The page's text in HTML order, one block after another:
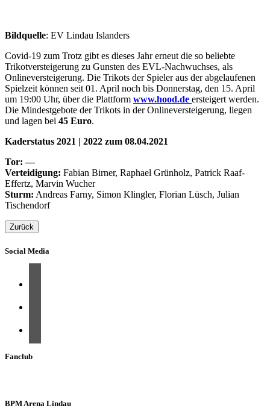
Bildquelle: EV Lindau Islanders
Covid-19 zum Trotz gibt es dieses Jahr erneut die so beliebte
Trikotversteigerung zu Gunsten des EVL-Nachwuchses, als
Onlineversteigerung. Die Trikots der Spieler aus der abgelaufenen
Spielzeit können seit 01. April noch bis Donnerstag, den 15. April
um 19:00 Uhr, über die Plattform www.hood.de ersteigert werden.
Die Mindestgebote der Trikots in der Onlineversteigerung, liegen
und lagen bei 45 Euro.
Kaderstatus 2021 | 2022 zum 08.04.2021
Tor: —
Verteidigung: Fabian Birner, Raphael Grünholz, Patrick Raaf-
Effertz, Marvin Wucher
Sturm: Andreas Farny, Simon Klingler, Florian Lüsch, Julian
Tischendorf
Zurück
Social Media
Fanclub
BPM Arena Lindau